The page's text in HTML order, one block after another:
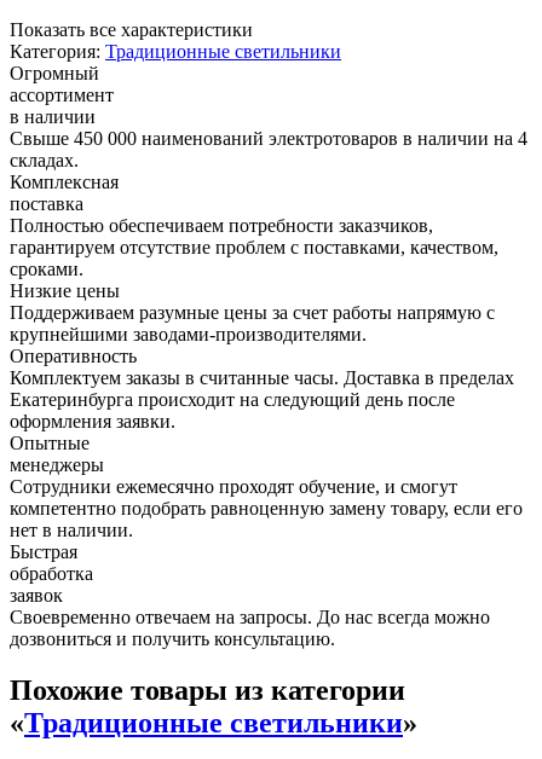
Показать все характеристики
Категория: Традиционные светильники
Огромный
ассортимент
в наличии
Свыше 450 000 наименований электротоваров в наличии на 4
складах.
Комплексная
поставка
Полностью обеспечиваем потребности заказчиков,
гарантируем отсутствие проблем с поставками, качеством,
сроками.
Низкие цены
Поддерживаем разумные цены за счет работы напрямую с
крупнейшими заводами-производителями.
Оперативность
Комплектуем заказы в считанные часы. Доставка в пределах
Екатеринбурга происходит на следующий день после
оформления заявки.
Опытные
менеджеры
Сотрудники ежемесячно проходят обучение, и смогут
компетентно подобрать равноценную замену товару, если его
нет в наличии.
Быстрая
обработка
заявок
Своевременно отвечаем на запросы. До нас всегда можно
дозвониться и получить консультацию.
Похожие товары из категории
«Традиционные светильники»